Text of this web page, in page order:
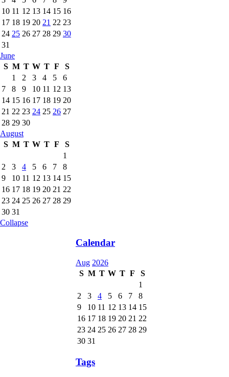
10 11 12 13 14 15 16
17 18 19 20 21 22 23
24 25 26 27 28 29 30
31
June
S M T W T F
S
1
2 3 4 5
6
7
8 9 10 11 12 13
14 15 16 17 18 19 20
21 22 23 24 25 26 27
28 29 30
August
S M T W T F
S
1
2
3 4 5 6 7
8
9
10 11 12 13 14 15
16 17 18 19 20 21 22
23 24 25 26 27 28 29
30 31
Collapse
Calendar
Aug 2026
S M T W T F
S
1
2
3 4 5 6 7
8
9
10 11 12 13 14 15
16 17 18 19 20 21 22
23 24 25 26 27 28 29
30 31
Tags